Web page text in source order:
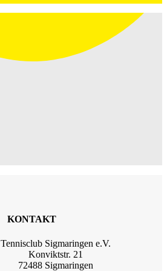
KONTAKT
Tennisclub Sigmaringen e.V.
Konviktstr. 21
72488 Sigmaringen